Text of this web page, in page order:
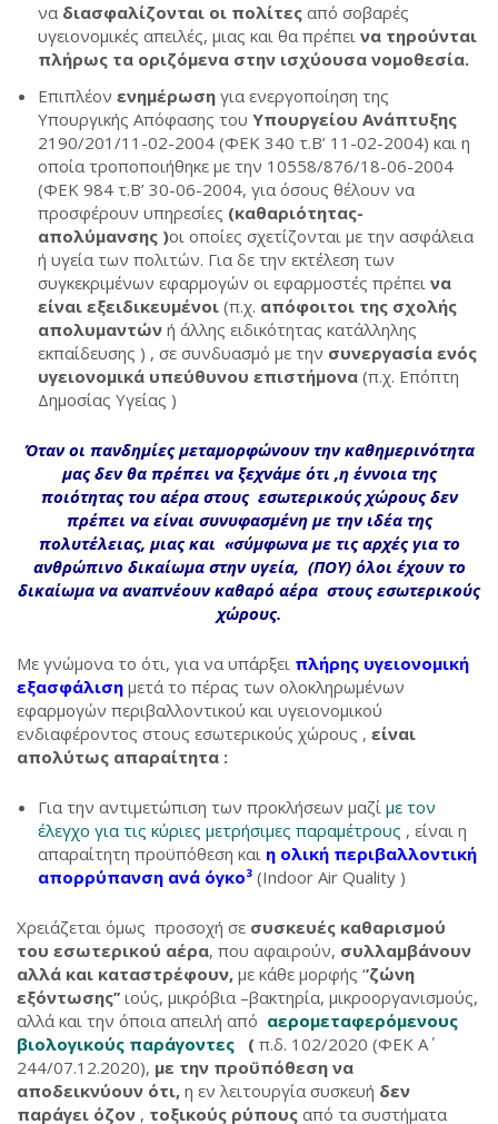
να διασφαλίζονται οι πολίτες από σοβαρές
υγειονομικές απειλές, μιας και θα πρέπει να τηρούνται
πλήρως τα οριζόμενα στην ισχύουσα νομοθεσία.
Επιπλέον ενημέρωση για ενεργοποίηση της
Υπουργικής Απόφασης του Υπουργείου Ανάπτυξης
2190/201/11-02-2004 (ΦΕΚ 340 τ.Β’ 11-02-2004) και η
οποία τροποποιήθηκε με την 10558/876/18-06-2004
(ΦΕΚ 984 τ.Β’ 30-06-2004, για όσους θέλουν να
προσφέρουν υπηρεσίες (καθαριότητας-
απολύμανσης )οι οποίες σχετίζονται με την ασφάλεια
ή υγεία των πολιτών. Για δε την εκτέλεση των
συγκεκριμένων εφαρμογών οι εφαρμοστές πρέπει να
είναι εξειδικευμένοι (π.χ. απόφοιτοι της σχολής
απολυμαντών ή άλλης ειδικότητας κατάλληλης
εκπαίδευσης ) , σε συνδυασμό με την συνεργασία ενός
υγειονομικά υπεύθυνου επιστήμονα (π.χ. Επόπτη
Δημοσίας Υγείας )
Όταν οι πανδημίες μεταμορφώνουν την καθημερινότητα
μας δεν θα πρέπει να ξεχνάμε ότι ,η έννοια της
ποιότητας του αέρα στους εσωτερικούς χώρουςδεν
πρέπει να είναι συνυφασμένημε την ιδέα της
πολυτέλειας, μιας και «σύμφωνα με τις αρχές για το
ανθρώπινο δικαίωμα στην υγεία, (ΠΟΥ) όλοι έχουντο
δικαίωμα να αναπνέουν καθαρό αέρα στους εσωτερικούς
χώρους.
Με γνώμονα το ότι, για να υπάρξει πλήρης υγειονομική
εξασφάλιση μετά το πέρας των ολοκληρωμένων
εφαρμογών περιβαλλοντικού και υγειονομικού
ενδιαφέροντος στους εσωτερικούς χώρους , είναι
απολύτως απαραίτητα :
Για την αντιμετώπιση των προκλήσεων μαζί με τον
έλεγχο για τις κύριες μετρήσιμες παραμέτρους , είναι η
απαραίτητη προϋπόθεση και η ολική περιβαλλοντική
απορρύπανση ανά όγκο³ (Indoor Air Quality )
Χρειάζεται όμως προσοχή σε συσκευές καθαρισμού
του εσωτερικού αέρα, που αφαιρούν, συλλαμβάνουν
αλλά και καταστρέφουν, με κάθε μορφής ‘’ζώνη
εξόντωσης’’ ιούς, μικρόβια –βακτηρία, μικροοργανισμούς,
αλλά και την όποια απειλή από αερομεταφερόμενους
βιολογικούς παράγοντες
( π.δ. 102/2020 (ΦΕΚ Α΄
244/07.12.2020), με την προϋπόθεση να
αποδεικνύουν ότι, η εν λειτουργία συσκευή δεν
παράγει όζον , τοξικούς ρύπους από τα συστήματα